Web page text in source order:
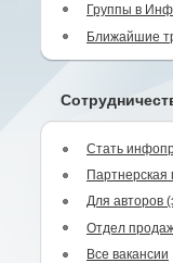
Группы в
Ближайшие
Стать
Партнерская
Для авторов
Отдел
Все вакансии